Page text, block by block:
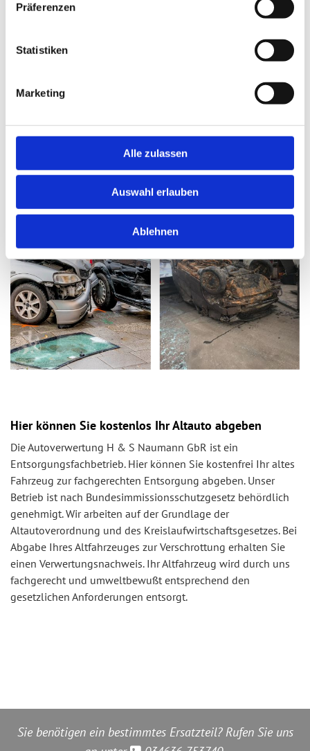
Präferenzen
Statistiken
Marketing
Alle zulassen
Auswahl erlauben
Ablehnen
Hier können Sie kostenlos Ihr Altauto abgeben
Die Autoverwertung H & S Naumann GbR ist ein
Entsorgungsfachbetrieb. Hier können Sie kostenfrei Ihr altes
Fahrzeug zur fachgerechten Entsorgung abgeben. Unser
Betrieb ist nach Bundesimmissionsschutzgesetz behördlich
genehmigt. Wir arbeiten auf der Grundlage der
Altautoverordnung und des Kreislaufwirtschaftsgesetzes. Bei
Abgabe Ihres Altfahrzeuges zur Verschrottung erhalten Sie
einen Verwertungsnachweis. Ihr Altfahrzeug wird durch uns
fachgerecht und umweltbewußt entsprechend den
gesetzlichen Anforderungen entsorgt.
Sie benötigen ein bestimmtes Ersatzteil? Rufen Sie uns